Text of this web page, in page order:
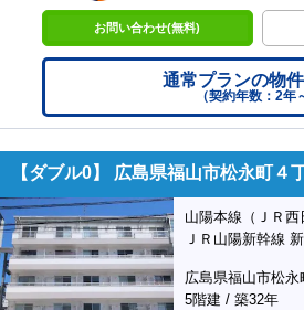
お問い合わせ(無料)
通常プランの物
（契約年数：2年
【ダブル0】 広島県福山市松永町４
山陽本線（ＪＲ
ＪＲ山陽新幹線
広島県福山市松永
5階建 / 築32年